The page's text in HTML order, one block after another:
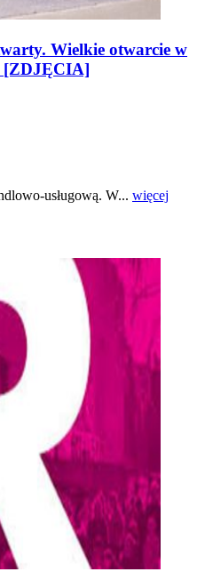
Wielkie otwarcie w
[ZDJĘCIA]
usługową. W... więcej